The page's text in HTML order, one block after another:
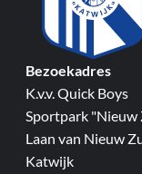
Bezoekadres
K.v.v. Quick Boys
Sportpark "Nieuw
Laan van Nieuw
Katwijk